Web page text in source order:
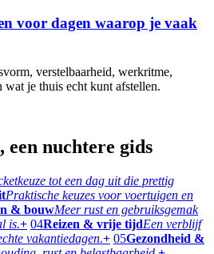
voor dagen waarop je vaak
verstelbaarheid, werkritme,
wat je thuis echt kunt afstellen.
nuchtere gids
tot een dag uit die prettig
Praktische keuzes voor voertuigen en
& bouwMeer rust en gebruiksgemak
is.+ 04Reizen & vrije tijdEen verblijf
vakantiedagen.+ 05Gezondheid &